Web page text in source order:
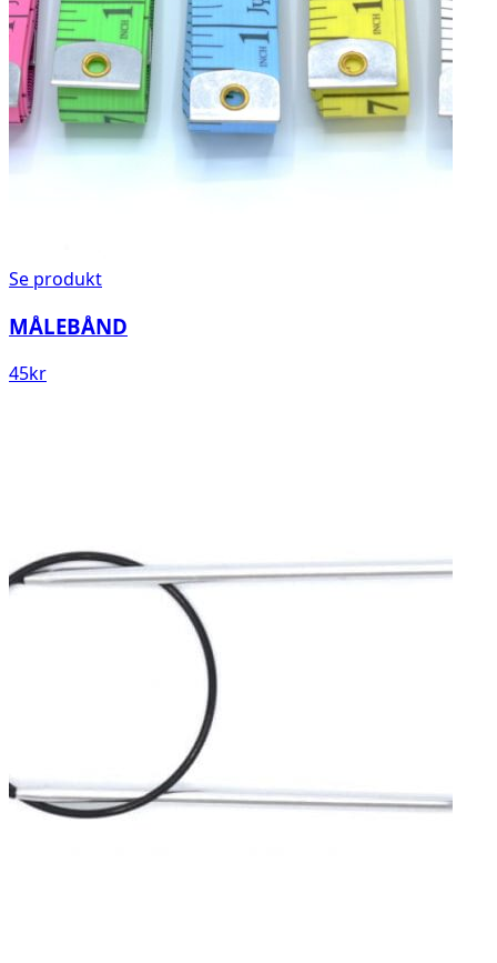
Se produkt
MÅLEBÅND
45kr